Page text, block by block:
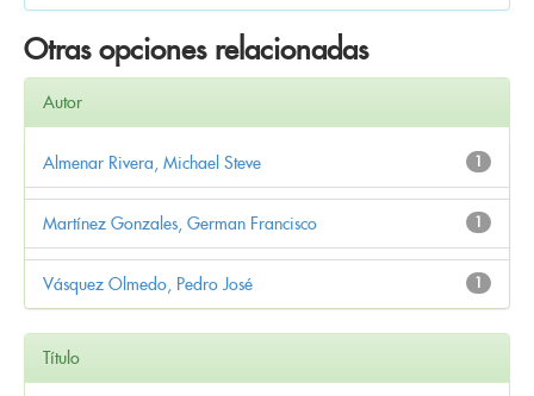
Otras opciones relacionadas
Autor
1
Almenar Rivera, Michael Steve
1
Martínez Gonzales, German Francisco
1
Vásquez Olmedo, Pedro José
Título